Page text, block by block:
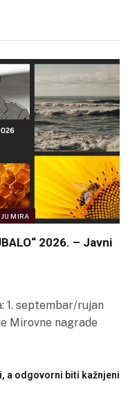
MIRA
2026. – Javni
1. septembar/rujan
Mirovne nagrade
a odgovorni biti kažnjeni